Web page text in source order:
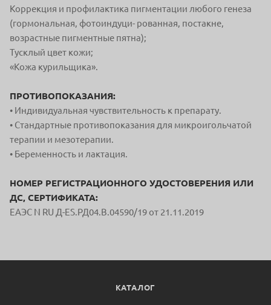
Коррекция и профилактика пигментации любого генеза
(гормональная, фотоиндуци- рованная, постакне,
возрастные пигментные пятна);
Тусклый цвет кожи;
«Кожа курильщика».
ПРОТИВОПОКАЗАНИЯ:
• Индивидуальная чувствительность к препарату.
• Стандартные противопоказания для микроигольчатой
терапии и мезотерапии.
• Беременность и лактация.
НОМЕР РЕГИСТРАЦИОННОГО УДОСТОВЕРЕНИЯ ИЛИ
ДС, СЕРТИФИКАТА:
ЕАЭС N RU Д-ES.РД04.В.04590/19 от 21.11.2019
КАТАЛОГ